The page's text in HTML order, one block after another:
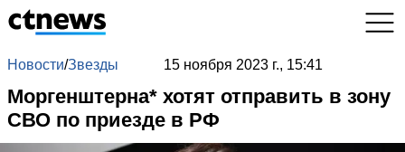
Новости/Звезды 15 ноября 2023 г., 15:41
Моргенштерна* хотят отправить в зону
СВО по приезде в РФ